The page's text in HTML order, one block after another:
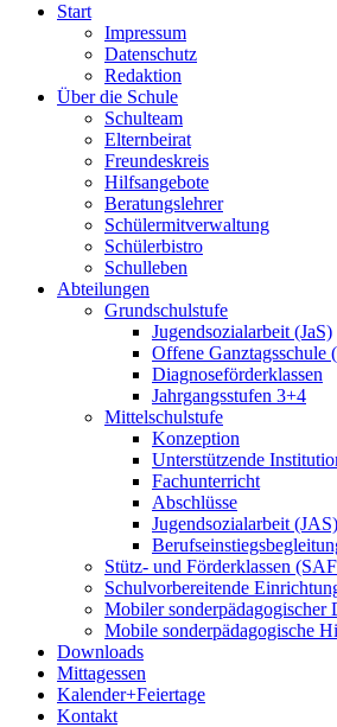
Start
Impressum
Datenschutz
Redaktion
Über die Schule
Schulteam
Elternbeirat
Freundeskreis
Hilfsangebote
Beratungslehrer
Schülermitverwaltung
Schülerbistro
Schulleben
Abteilungen
Grundschulstufe
Jugendsozialarbeit (JaS)
Offene Ganztagsschule
Diagnoseförderklassen
Jahrgangsstufen 3+4
Mittelschulstufe
Konzeption
Unterstützende
Fachunterricht
Abschlüsse
Jugendsozialarbeit (JAS)
Stütz- und Förderklassen
Schulvorbereitende
Mobiler sonder­­pädagogischer
Mobile sonder­pädagogische
Downloads
Mittagessen
Kalender+Feiertage
Kontakt